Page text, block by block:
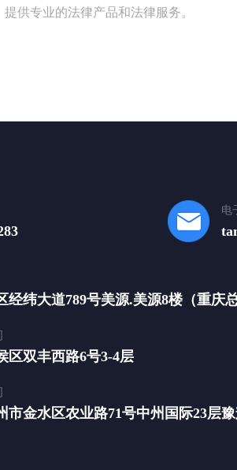
提供专业的法律产品和法律服务。
电
经纬大道789号美源.美源8楼（重庆
区双丰西路6号3-4层
市金水区农业路71号中州国际23层